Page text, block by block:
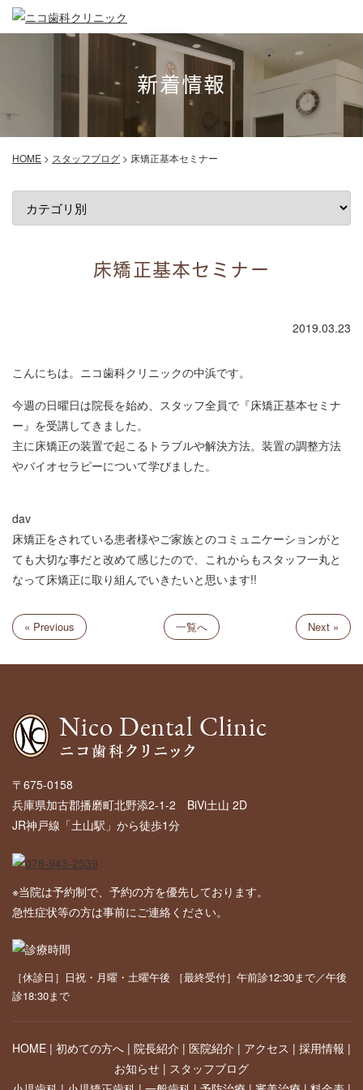
新着情報
HOME > スタッフブログ > 床矯正基本セミナー
床矯正基本セミナー
2019.03.23
こんにちは。ニコ歯科クリニックの中浜です。
今週の日曜日は院長を始め、スタッフ全員で『床矯正基本セミナ
ー』を受講してきました。
主に床矯正の装置で起こるトラブルや解決方法。装置の調整方法
やバイオセラピーについて学びました。
dav
床矯正をされている患者様やご家族とのコミュニケーションがと
ても大切な事だと改めて感じたので、これからもスタッフ一丸と
なって床矯正に取り組んでいきたいと思います!!
« Previous 一覧へ Next »
〒675-0158
兵庫県加古郡播磨町北野添2-1-2 BiVi土山 2D
JR神戸線「土山駅」から徒歩1分
※当院は予約制で、予約の方を優先しております。
急性症状等の方は事前にご連絡ください。
［休診日］日祝・月曜・土曜午後 ［最終受付］午前診12:30まで／午後
診18:30まで
HOME 初めての方へ 院長紹介 医院紹介 アクセス
採用情報
お知らせ
スタッフブログ